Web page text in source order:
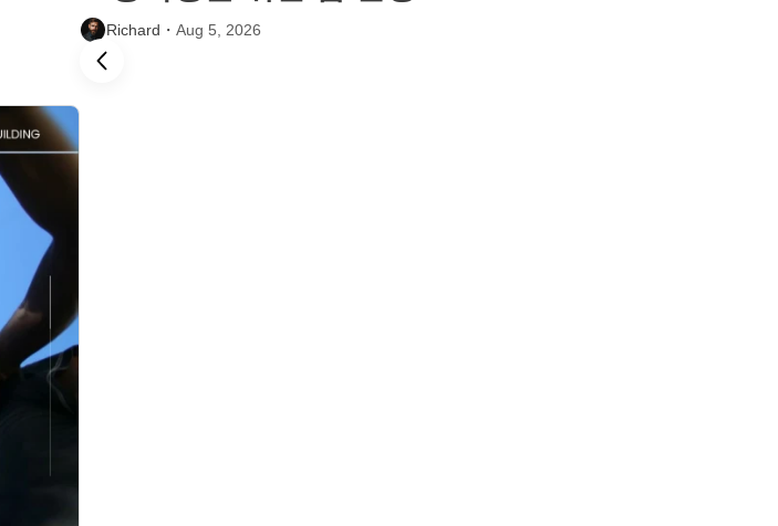
Richard・ Aug 5, 2026